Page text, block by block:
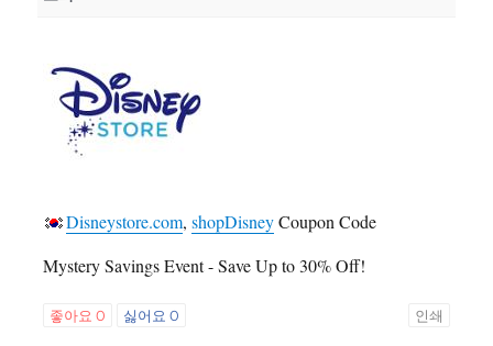
Disneystore.com,shopDisneyCoupon Code
Mystery Savings Event - Save Up to 30% Off!
좋아요0 싫어요0 인쇄